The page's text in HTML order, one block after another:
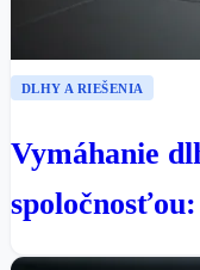
DLHY A RIEŠENIA
Vymáhanie